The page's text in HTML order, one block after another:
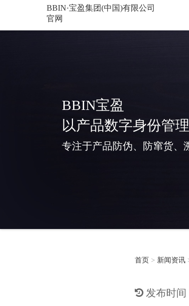
BBIN·宝盈集团(中国)有限公司
官网
BBIN宝盈
以产品数字身份管
专注于产品防伪、防窜货、
首页 > 新闻资讯
发布时间